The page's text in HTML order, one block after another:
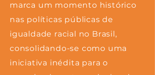
marca um momento histórico
nas políticas públicas de
igualdade racial no Brasil,
consolidando-se como uma
iniciativa inédita para o